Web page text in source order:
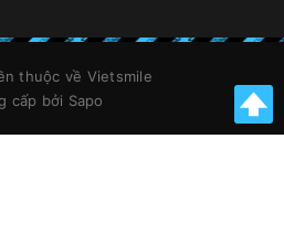
thuộc về Vietsmile
cấp bởi Sapo